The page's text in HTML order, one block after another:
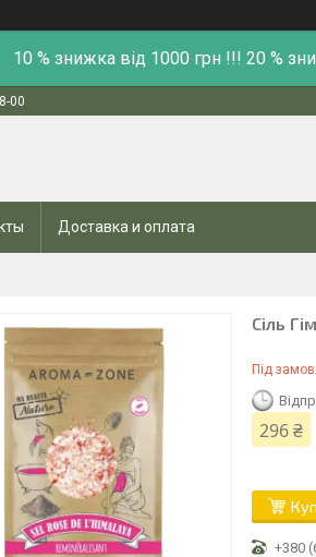
10 % знижка від 1000 грн !!! 20 %
00
Доставка и оплата
Сіль
Під
296 ₴
+380